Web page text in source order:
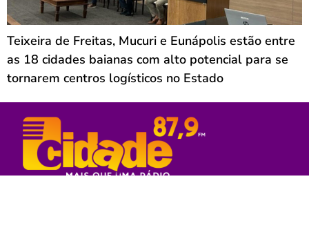
Teixeira de Freitas, Mucuri e Eunápolis estão entre
as 18 cidades baianas com alto potencial para se
tornarem centros logísticos no Estado